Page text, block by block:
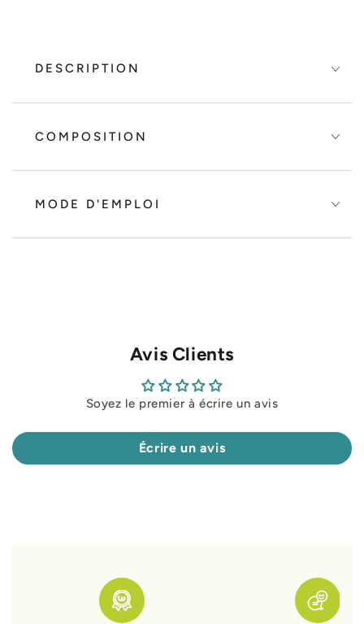
DESCRIPTION
COMPOSITION
MODE D'EMPLOI
Avis Clients
Soyez le premier à écrire un avis
Écrire un avis